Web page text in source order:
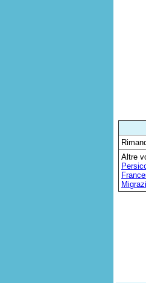
Altre